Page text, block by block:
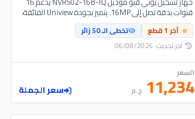
قنوات بدقة تصل إلى 16MP. يتميز بجودة Uniview الفائقة،
دعم 2 هارد ديسك بسعة 48TB، وتقنيات الذكاء
الاصطناعي المتقدمة من Unv
آخر 1 قطع
تخطى الـ 50 زائر
آخر تحديث: 06/08/2026
السعر
11,234 ج.م سعر الجملة